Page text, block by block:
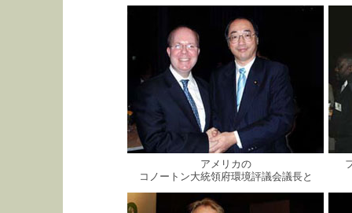
アメリカの
コノートン大統領府環境評議会議長と